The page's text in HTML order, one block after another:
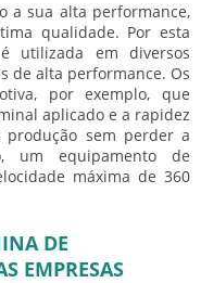
a sua alta performance,
qualidade. Por esta
utilizada em diversos
de alta performance. Os
por exemplo, que
aplicado e a rapidez
sem perder a
um equipamento de
máxima de 360
DE
EMPRESAS